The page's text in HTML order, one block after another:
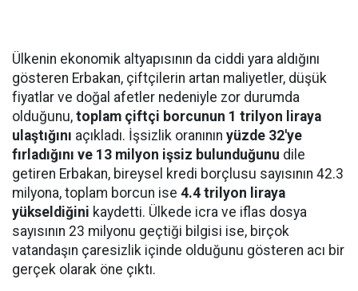
Ülkenin ekonomik altyapısının da ciddi yara aldığını
gösteren Erbakan, çiftçilerin artan maliyetler, düşük
fiyatlar ve doğal afetler nedeniyle zor durumda
olduğunu, toplam çiftçi borcunun 1 trilyon liraya
ulaştığını açıkladı. İşsizlik oranının yüzde 32'ye
fırladığını ve 13 milyon işsiz bulunduğunu dile
getiren Erbakan, bireysel kredi borçlusu sayısının 42.3
milyona, toplam borcun ise 4.4 trilyon liraya
yükseldiğini kaydetti. Ülkede icra ve iflas dosya
sayısının 23 milyonu geçtiği bilgisi ise, birçok
vatandaşın çaresizlik içinde olduğunu gösteren acı bir
gerçek olarak öne çıktı.